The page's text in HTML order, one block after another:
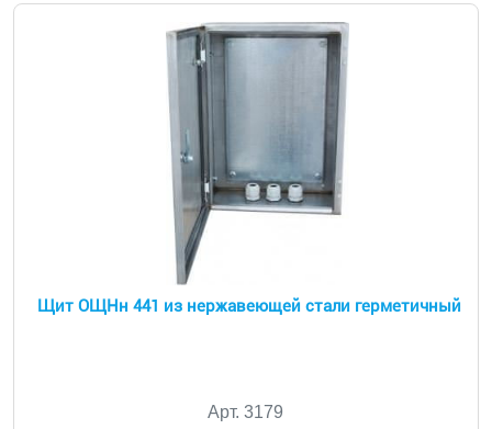
Щит ОЩНн 441 из нержавеющей стали герметичный
Арт. 3179